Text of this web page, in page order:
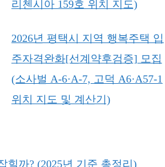
리첸시아 159호 위치 지도)
2026년 평택시 지역 행복주택 입
주자격완화[선계약후검증] 모집
(소사벌 A-6·A-7, 고덕 A6·A57-1
위치 지도 및 계산기)
힐까? (2025년 기준 총정리)